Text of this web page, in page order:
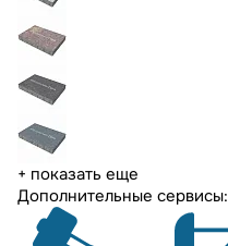
+ показать еще
Дополнительные сервисы: